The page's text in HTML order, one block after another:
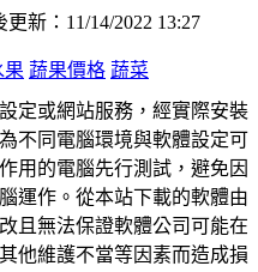
新：11/14/2022 13:27
果 蔬果價格 蔬菜
定或網站服務，經實際安裝
不同電腦環境與軟體設定可
用的電腦先行測試，避免因
運作。從本站下載的軟體由
且無法保證軟體公司可能在
他維護不當等因素而造成損